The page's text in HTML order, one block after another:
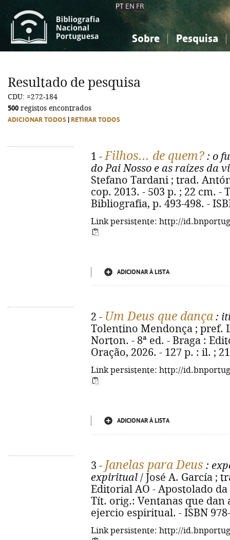
PT EN FR
Sobre Pesquisa
Ciências sociais...
Ciências sociais...
Resultado de pesquisa
CDU: =272-184
500 registos encontrados
ADICIONAR TODOS RETIRAR TODOS
1 -Filhos... de quem? : o
do Pai Nosso e as raízes da
Stefano Tardani ; trad.
cop. 2013. - 503 p. ; 22 cm.
Bibliografia, p. 493-498. -
Link persistente: http://
ADICIONAR À LISTA
2 - Um Deus que dança :
Tolentino Mendonça ; pref.
Norton. - 8ª ed. - Braga :
Oração, 2026. - 127 p. : il. ;
Link persistente: http://
ADICIONAR À LISTA
3 - Janelas para Deus :
expiritual / José A. García ;
Editorial AO - Apostolado da
Tít. orig.: Ventanas que
ejercio espiritual. - ISBN
Link persistente: http://